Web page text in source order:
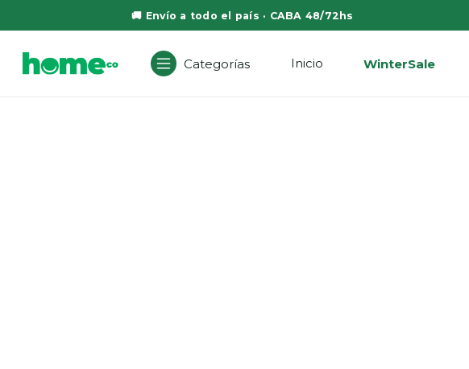
🚚 Envío a todo el país · CABA 48/72hs
Categorías Inicio WinterSale